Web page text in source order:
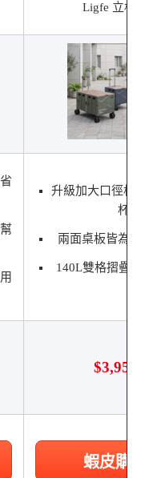
Ligfe 立格
升級加大口徑杯
杯
兩面桌板皆為分
140L雙格摺疊
$3,950
蝦皮購